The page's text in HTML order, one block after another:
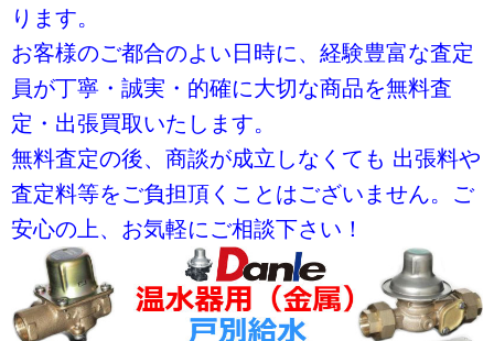
ります。
お客様のご都合のよい日時に、経験豊富な査定
員が丁寧・誠実・的確に大切な商品を無料査
定・出張買取いたします。
無料査定の後、商談が成立しなくても 出張料や
査定料等をご負担頂くことはございません。ご
安心の上、お気軽にご相談下さい！